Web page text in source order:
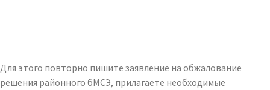
Для этого повторно пишите заявление на обжалование
решения районного бМСЭ, прилагаете необходимые